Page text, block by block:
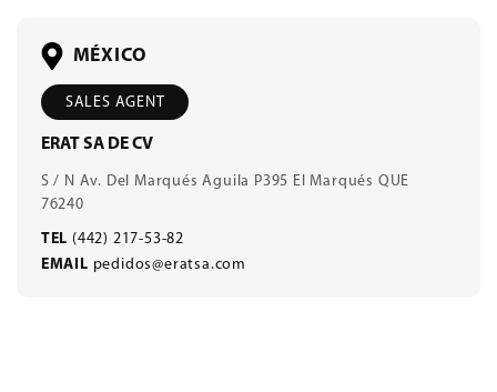
MÉXICO
SALES AGENT
ERAT SA DE CV
S / N Av. Del Marqués Aguila P395 El Marqués QUE
76240
TEL (442) 217-53-82
EMAIL pedidos@eratsa.com